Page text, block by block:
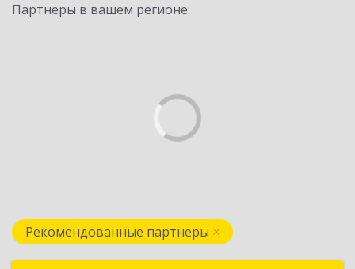
Партнеры в вашем регионе:
Рекомендованные партнеры